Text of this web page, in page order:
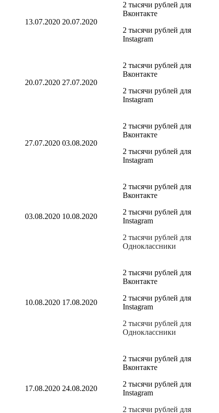
13.07.2020 20.07.2020
2 тысячи рублей для
Вконтакте
2 тысячи рублей для
Instagram
20.07.2020 27.07.2020
2 тысячи рублей для
Вконтакте
2 тысячи рублей для
Instagram
27.07.2020 03.08.2020
2 тысячи рублей для
Вконтакте
2 тысячи рублей для
Instagram
03.08.2020 10.08.2020
2 тысячи рублей для
Вконтакте
2 тысячи рублей для
Instagram
2 тысячи рублей для
Одноклассники
10.08.2020 17.08.2020
2 тысячи рублей для
Вконтакте
2 тысячи рублей для
Instagram
2 тысячи рублей для
Одноклассники
17.08.2020 24.08.2020
2 тысячи рублей для
Вконтакте
2 тысячи рублей для
Instagram
2 тысячи рублей для